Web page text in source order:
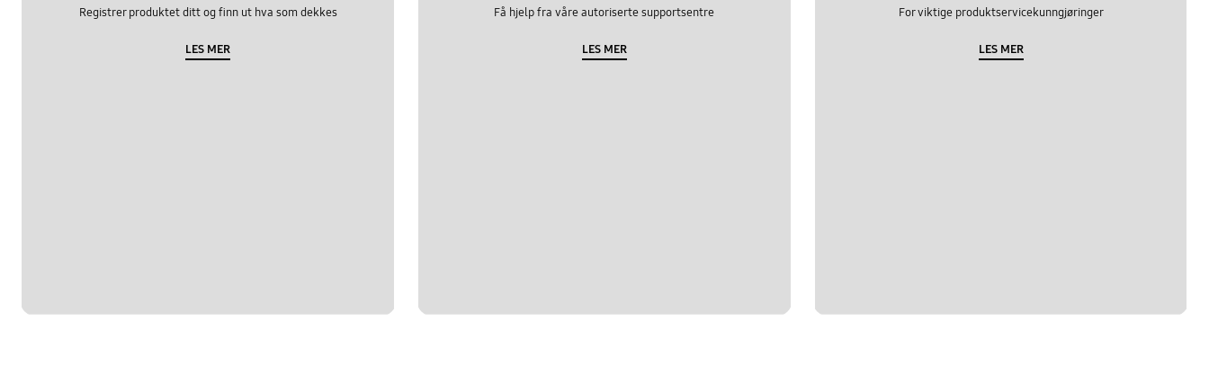
Registrer produktet ditt og finn ut hva som dekkes
LES MER
Få hjelp fra våre autoriserte supportsentre
LES MER
For viktige produktservicekunngjøringer
LES MER